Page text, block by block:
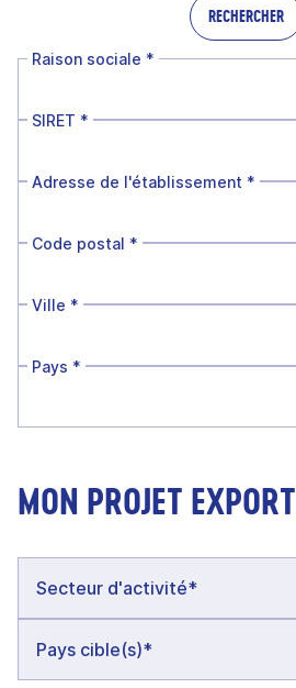
RECHERCHER
Raison sociale *
SIRET *
Adresse de l'établissement *
Code postal *
Ville *
Pays *
MON PROJET EXPORT